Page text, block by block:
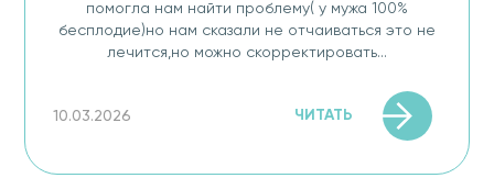
помогла нам найти проблему( у мужа 100%
бесплодие)но нам сказали не отчаиваться это не
лечится,но можно скорректировать...
10.03.2026 ЧИТАТЬ